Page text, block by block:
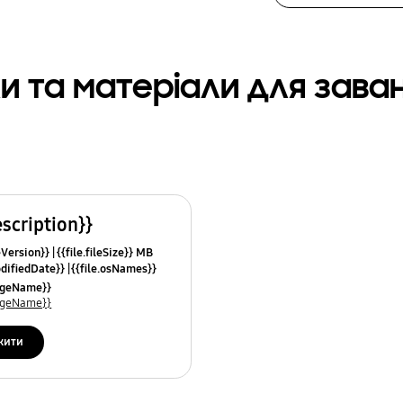
та матеріали для
{{file.fileSize}} MB
{{file.osNames}}